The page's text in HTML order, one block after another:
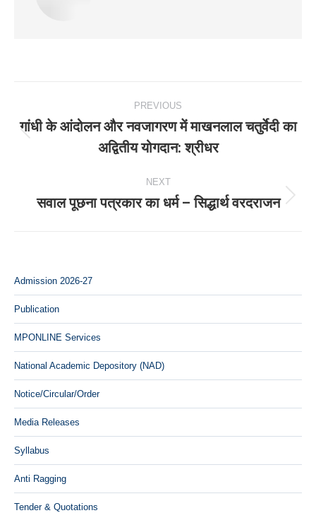
navigation
PREVIOUS
post:
गांधी के आंदोलन और नवजागरण में माखनलाल चतुर्वेदी का
अद्वितीय योगदान: श्रीधर
NEXT
Next
सवाल पूछना पत्रकार का धर्म – सिद्धार्थ वरदराजन
Admission 2026-27
Publication
MPONLINE Services
National Academic Depository (NAD)
Notice/Circular/Order
Media Releases
Syllabus
Anti Ragging
Tender & Quotations